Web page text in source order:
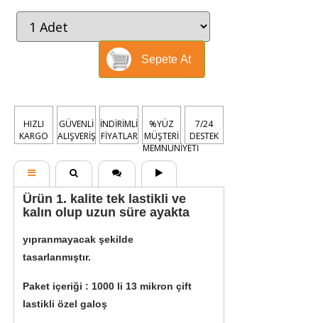
Sepete At
HIZLI
KARGO
GÜVENLİ
ALIŞVERİŞ
İNDİRİMLİ
FİYATLAR
%YÜZ
MÜŞTERİ
MEMNUNİYETİ
7/24
DESTEK
Ürün 1. kalite tek lastikli ve
kalın olup uzun süre ayakta
yıpranmayacak şekilde
tasarlanmıştır.
Paket içeriği : 1000 li 13 mikron çift
lastikli özel galoş